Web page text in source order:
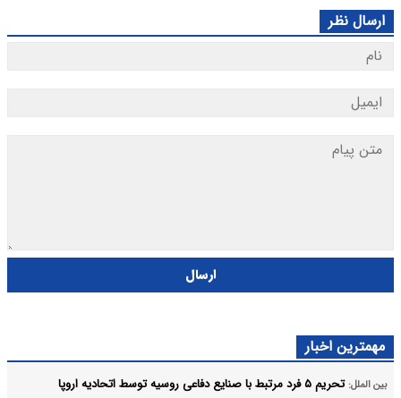
ارسال نظر
ارسال
مهمترین اخبار
بین الملل: تحریم ۵ فرد مرتبط با صنایع دفاعی روسیه توسط اتحادیه اروپا